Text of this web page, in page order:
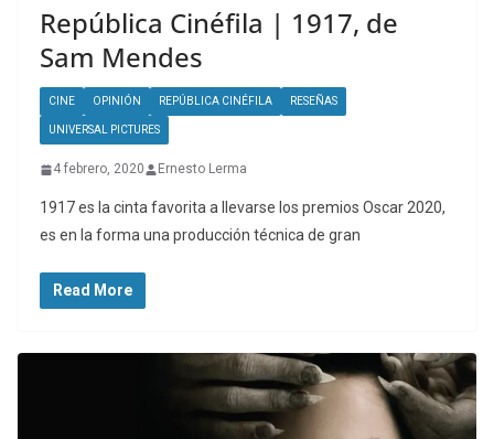
República Cinéfila | 1917, de
Sam Mendes
CINE OPINIÓN REPÚBLICA CINÉFILA RESEÑAS
UNIVERSAL PICTURES
4 febrero, 2020 Ernesto Lerma
1917 es la cinta favorita a llevarse los premios Oscar 2020,
es en la forma una producción técnica de gran
Read More